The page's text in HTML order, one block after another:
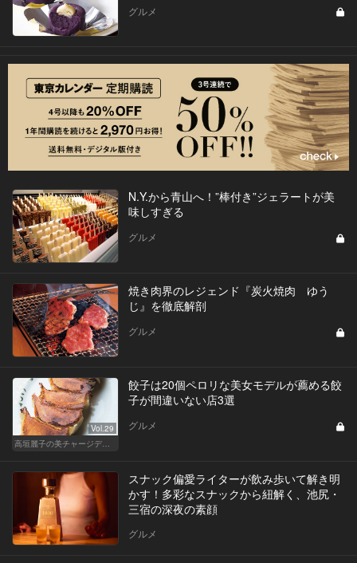
グルメ
N.Y.から青山へ！”棒付き”ジェラートが美
味しすぎる
グルメ
焼き肉界のレジェンド『炭火焼肉 ゆう
じ』を徹底解剖
グルメ
Vol.29
餃子は20個ペロリな美女モデルが薦める餃
子が間違いない店3選
グルメ
スナック偏愛ライターが飲み歩いて解き明
かす！多彩なスナックから紐解く、池尻・
三宿の深夜の素顔
グルメ